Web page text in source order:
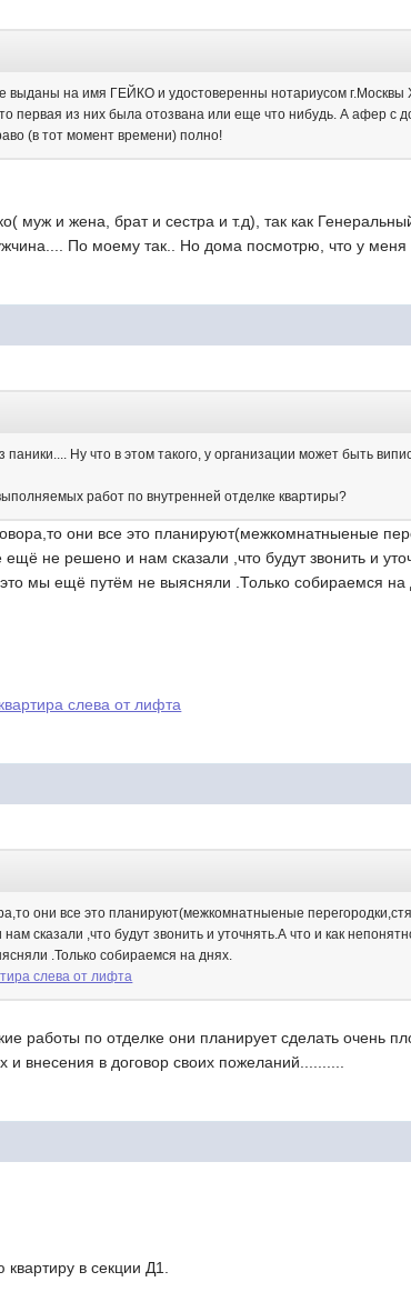
выданы на имя ГЕЙКО и удостоверенны нотариусом
первая из них была отозвана или еще что нибудь. А афер с
(в тот момент времени) полно!
муж и жена, брат и сестра и т.д), так как
По моему так.. Но дома посмотрю, что у меня
Ну что в этом такого, у организации может быть
работ по внутренней отделке квартиры?
они все это планируют(межкомнатныеные
не решено и нам сказали ,что будут звонить и
мы ещё путём не выясняли .Только собираемся на
слева от лифта
они все это планируют(межкомнатныеные
сказали ,что будут звонить и уточнять.А что и как
.Только собираемся на днях.
слева от лифта
работы по отделке они планирует сделать очень
внесения в договор своих пожеланий..........
в секции Д1.